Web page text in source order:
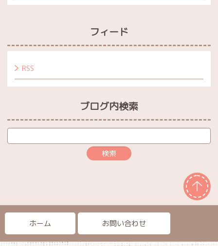
フィード
RSS
ブログ内検索
ホーム お問い合わせ